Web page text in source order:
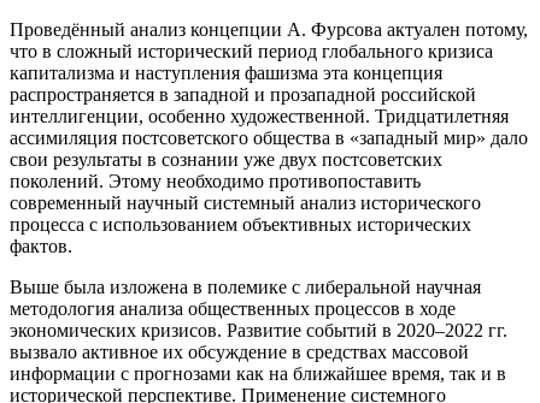
Проведённый анализ концепции А. Фурсова актуален потому,
что в сложный исторический период глобального кризиса
капитализма и наступления фашизма эта концепция
распространяется в западной и прозападной российской
интеллигенции, особенно художественной. Тридцатилетняя
ассимиляция постсоветского общества в «западный мир» дало
свои результаты в сознании уже двух постсоветских
поколений. Этому необходимо противопоставить
современный научный системный анализ исторического
процесса с использованием объективных исторических
фактов.
Выше была изложена в полемике с либеральной научная
методология анализа общественных процессов в ходе
экономических кризисов. Развитие событий в 2020–2022 гг.
вызвало активное их обсуждение в средствах массовой
информации с прогнозами как на ближайшее время, так и в
исторической перспективе. Применение системного